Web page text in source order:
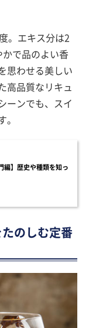
。エキス分は2
で品のよい香
思わせる美しい
高品質なリキュ
ーンでも、スイ
。
編】歴史や種類を知っ
たのしむ定番